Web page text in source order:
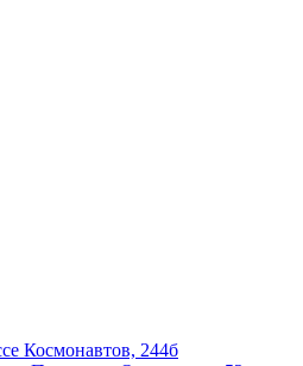
Космонавтов, 244б